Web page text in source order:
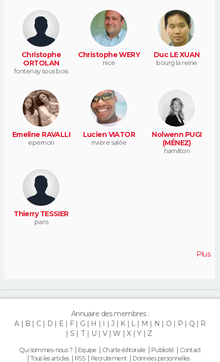
Christophe
ORTOLAN
fontenay sous bois
Christophe WERY
nice
Duc LE XUAN
bourg la reine
Emeline RAVALLI
epernon
Lucien VIATOR
rivière salée
Nolwenn PUGI
(MÉNEZ)
hamilton
Thierry TESSIER
paris
Plus
Annuaire des membres :
A
B C D E F G H I J K L M N O P Q
R
S
T U V W X Y Z
Qui sommes-nous ? Equipe Charte éditoriale Publicité
Contact
Tous les articles
RSS Recrutement Données personnelles